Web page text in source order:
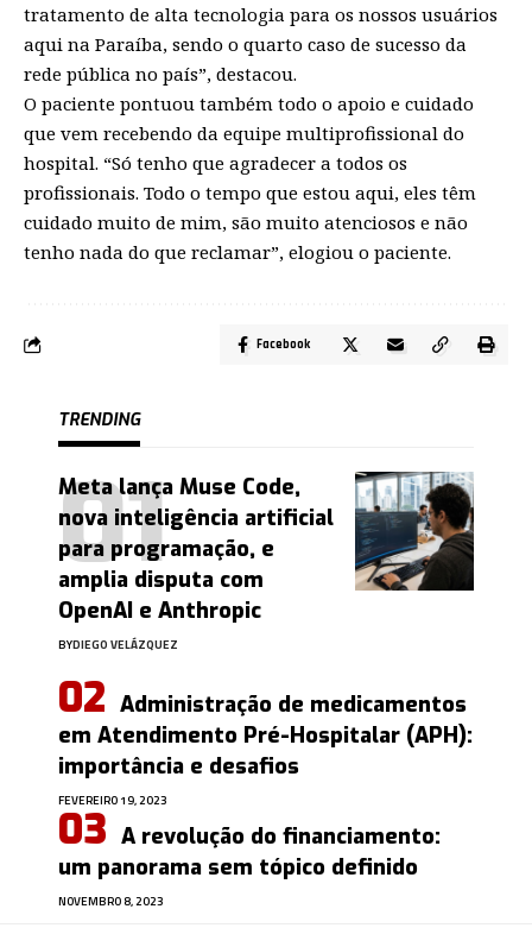
tratamento de alta tecnologia para os nossos usuários
aqui na Paraíba, sendo o quarto caso de sucesso da
rede pública no país”, destacou.
O paciente pontuou também todo o apoio e cuidado
que vem recebendo da equipe multiprofissional do
hospital. “Só tenho que agradecer a todos os
profissionais. Todo o tempo que estou aqui, eles têm
cuidado muito de mim, são muito atenciosos e não
tenho nada do que reclamar”, elogiou o paciente.
Facebook
TRENDING
Meta lança Muse Code,
nova inteligência artificial
para programação, e
amplia disputa com
OpenAI e Anthropic
BYDIEGO VELÁZQUEZ
Administração de medicamentos
em Atendimento Pré-Hospitalar (APH):
importância e desafios
FEVEREIRO 19, 2023
A revolução do financiamento:
um panorama sem tópico definido
NOVEMBRO 8, 2023